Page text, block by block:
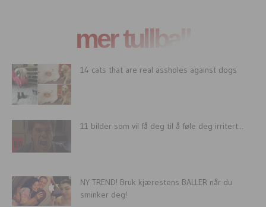
mer tullball
14 cats that are real assholes against dogs
11 bilder som vil få deg til å føle deg irritert...
NY TREND! Bruk kjærestens BALLER når du
sminker deg!